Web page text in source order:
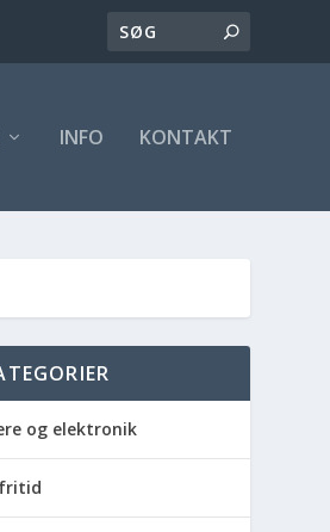
INFO KONTAKT
og elektronik
fritid